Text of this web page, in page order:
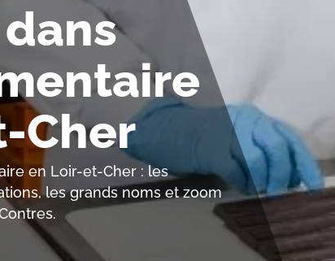
Cher
en Loir-et-Cher : les
les grands noms et zoom